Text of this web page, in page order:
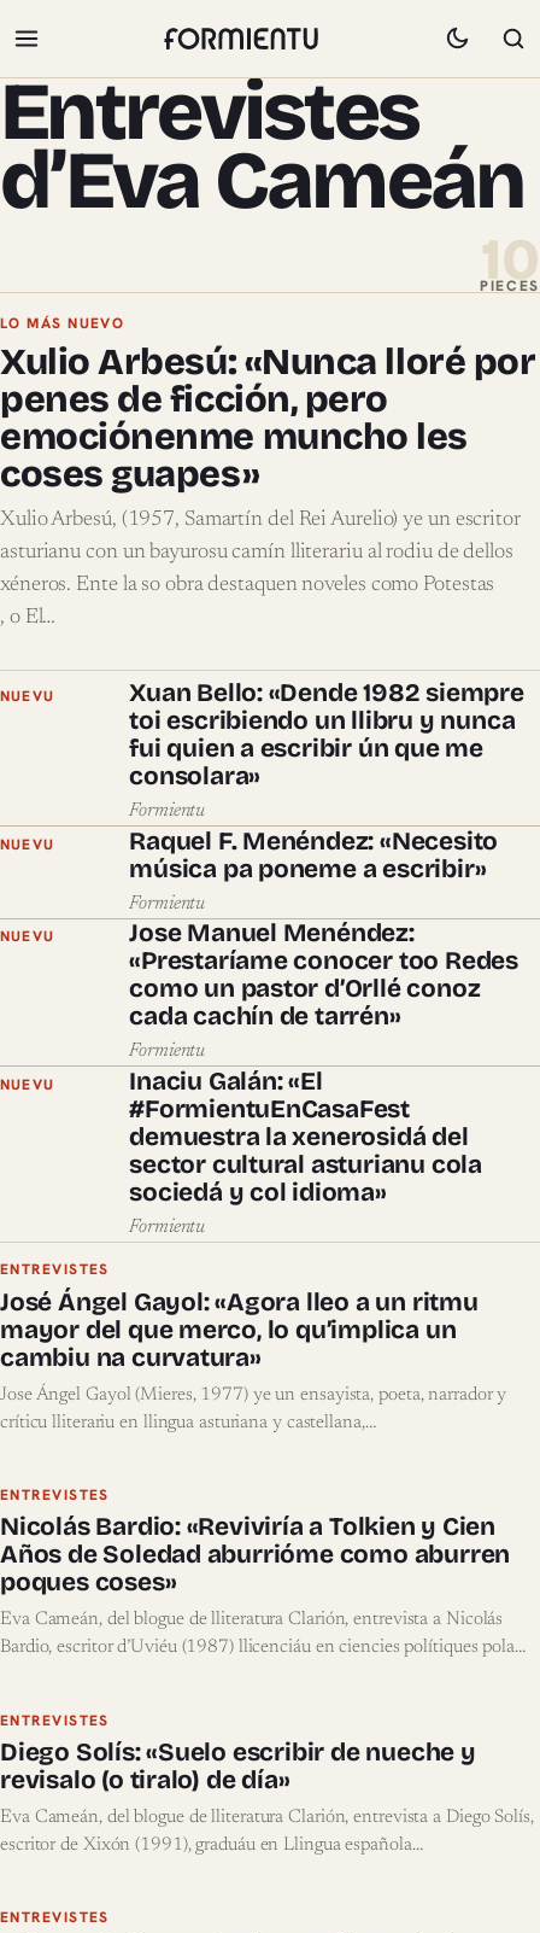
Entrevistes
d’Eva Cameán
10
PIECES
Pieces de Entrevistes d’Eva
LO MÁS NUEVO
Xulio Arbesú: «Nunca lloré por
penes de ficción, pero
emociónenme muncho les
coses guapes»
Xulio Arbesú, (1957, Samartín del Rei Aurelio) ye un escritor
asturianu con un bayurosu camín lliterariu al rodiu de dellos
xéneros. Ente la so obra destaquen noveles como Potestas
, o El…
NUEVU
Xuan Bello: «Dende 1982 siempre
toi escribiendo un llibru y nunca
fui quien a escribir ún que me
consolara»
Formientu
NUEVU
Raquel F. Menéndez: «Necesito
música pa poneme a escribir»
Formientu
NUEVU
Jose Manuel Menéndez:
«Prestaríame conocer too Redes
como un pastor d’Orllé conoz
cada cachín de tarrén»
Formientu
NUEVU
Inaciu Galán: «El
#FormientuEnCasaFest
demuestra la xenerosidá del
sector cultural asturianu cola
sociedá y col idioma»
Formientu
ENTREVISTES
José Ángel Gayol: «Agora lleo a un ritmu
mayor del que merco, lo qu’implica un
cambiu na curvatura»
Jose Ángel Gayol (Mieres, 1977) ye un ensayista, poeta, narrador y
críticu lliterariu en llingua asturiana y castellana,…
ENTREVISTES
Nicolás Bardio: «Reviviría a Tolkien y Cien
Años de Soledad aburrióme como aburren
poques coses»
Eva Cameán, del blogue de lliteratura Clarión, entrevista a Nicolás
Bardio, escritor d’Uviéu (1987) llicenciáu en ciencies polítiques pola…
ENTREVISTES
Diego Solís: «Suelo escribir de nueche y
revisalo (o tiralo) de día»
Eva Cameán, del blogue de lliteratura Clarión, entrevista a Diego Solís,
escritor de Xixón (1991), graduáu en Llingua española…
ENTREVISTES